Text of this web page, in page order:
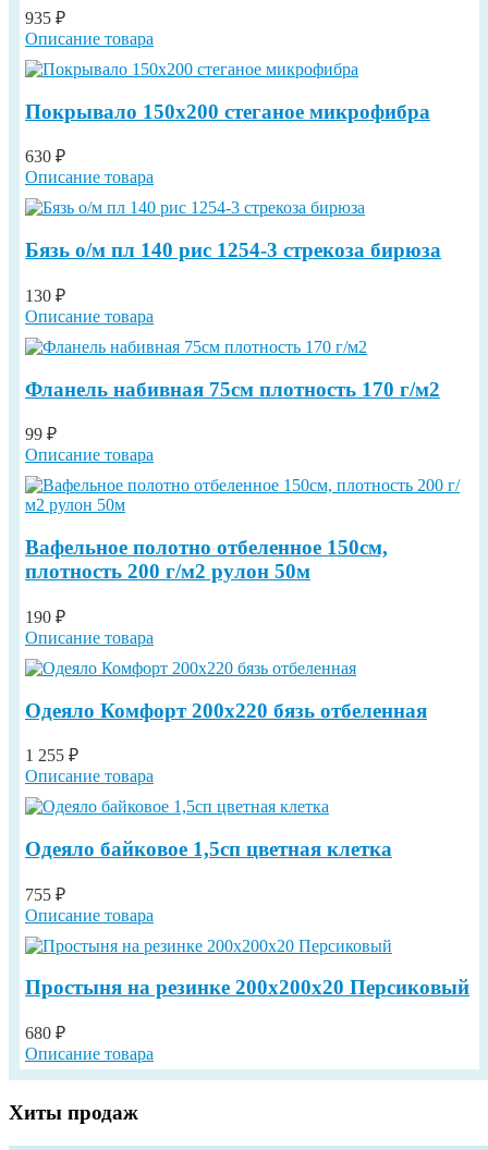
935 ₽
Описание товара
Покрывало 150х200 стеганое микрофибра
630 ₽
Описание товара
Бязь о/м пл 140 рис 1254-3 стрекоза бирюза
130 ₽
Описание товара
Фланель набивная 75см плотность 170 г/м2
99 ₽
Описание товара
Вафельное полотно отбеленное 150см,
плотность 200 г/м2 рулон 50м
190 ₽
Описание товара
Одеяло Комфорт 200х220 бязь отбеленная
1 255 ₽
Описание товара
Одеяло байковое 1,5сп цветная клетка
755 ₽
Описание товара
Простыня на резинке 200х200х20 Персиковый
680 ₽
Описание товара
Хиты продаж